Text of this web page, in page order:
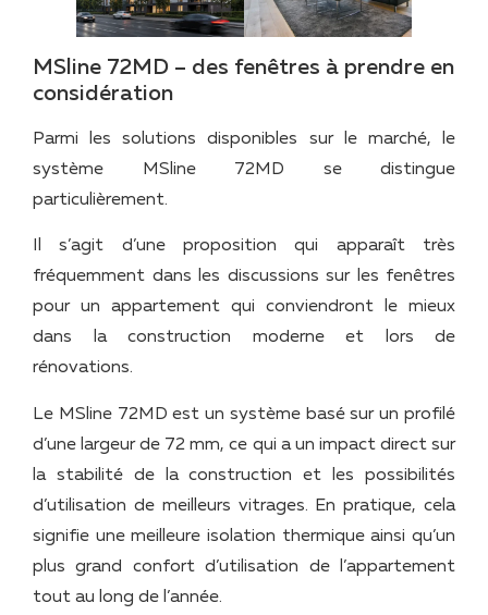
MSline 72MD – des fenêtres à prendre en
considération
Parmi les solutions disponibles sur le marché, le
système MSline 72MD se distingue
particulièrement.
Il s’agit d’une proposition qui apparaît très
fréquemment dans les discussions sur les fenêtres
pour un appartement qui conviendront le mieux
dans la construction moderne et lors de
rénovations.
Le MSline 72MD est un système basé sur un profilé
d’une largeur de 72 mm, ce qui a un impact direct sur
la stabilité de la construction et les possibilités
d’utilisation de meilleurs vitrages. En pratique, cela
signifie une meilleure isolation thermique ainsi qu’un
plus grand confort d’utilisation de l’appartement
tout au long de l’année.